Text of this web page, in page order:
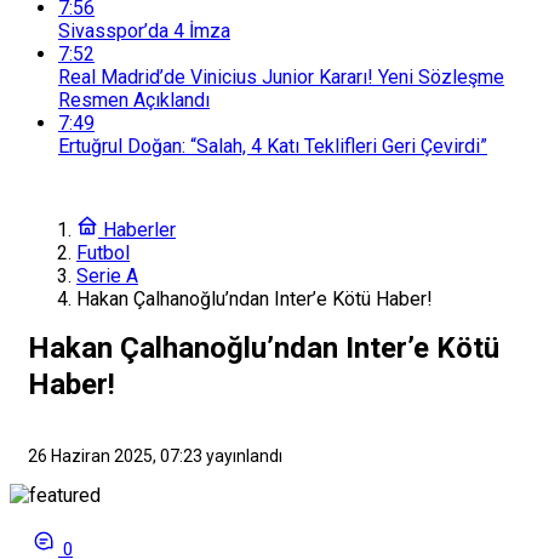
7:56
Sivasspor’da 4 İmza
7:52
Real Madrid’de Vinicius Junior Kararı! Yeni Sözleşme
Resmen Açıklandı
7:49
Ertuğrul Doğan: “Salah, 4 Katı Teklifleri Geri Çevirdi”
Haberler
Futbol
Serie A
Hakan Çalhanoğlu’ndan Inter’e Kötü Haber!
Hakan Çalhanoğlu’ndan Inter’e Kötü
Haber!
26 Haziran 2025, 07:23 yayınlandı
0